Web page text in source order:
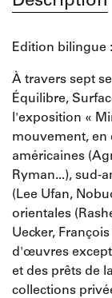
Edition bilingue
À travers sept
Équilibre,
l'exposition «
mouvement, en
américaines
Ryman...), sud-
(Lee Ufan,
orientales
Uecker,
d'œuvres
et des prêts de
collections